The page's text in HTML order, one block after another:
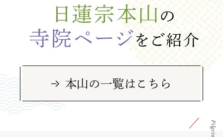
本山の一覧はこちら